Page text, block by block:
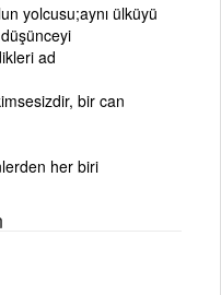
yolcusu;aynı ülküyü
ad
bir can
her biri